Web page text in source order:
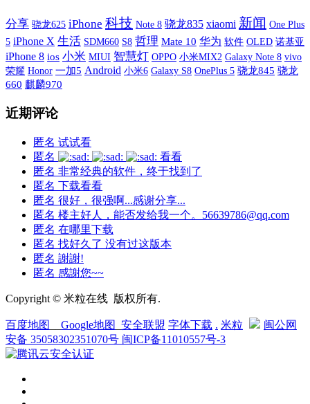
分享 骁龙625 iPhone 科技 Note 8 骁龙835 xiaomi 新闻 One Plus
5 iPhone X 生活 SDM660 S8 哲理 Mate 10 华为 软件 OLED 诺基亚
iPhone 8 ios 小米 MIUI 智慧灯 OPPO 小米MIX2 Galaxy Note 8 vivo
荣耀 Honor 一加5 Android 小米6 Galaxy S8 OnePlus 5 骁龙845 骁龙
660 麒麟970
近期评论
匿名 试试看
匿名
看看
匿名 非常经典的软件，终于找到了
匿名 下载看看
匿名 很好，很强啊...感谢分享...
匿名 楼主好人，能否发给我一个。56639786@qq.com
匿名 在哪里下载
匿名 找好久了 没有过这版本
匿名 謝謝!
匿名 感謝您~~
Copyright © 米粒在线 版权所有.
百度地图 Google地图 安全联盟 字体下载 . 米粒
闽公网
安备 35058302351070号 闽ICP备11010557号-3